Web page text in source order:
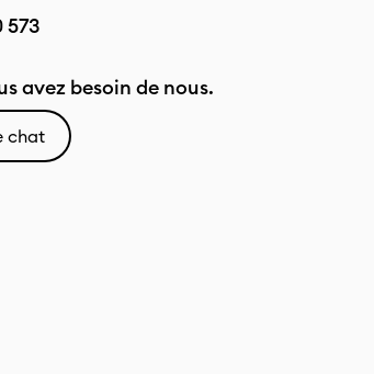
573
avez besoin de nous.
chat